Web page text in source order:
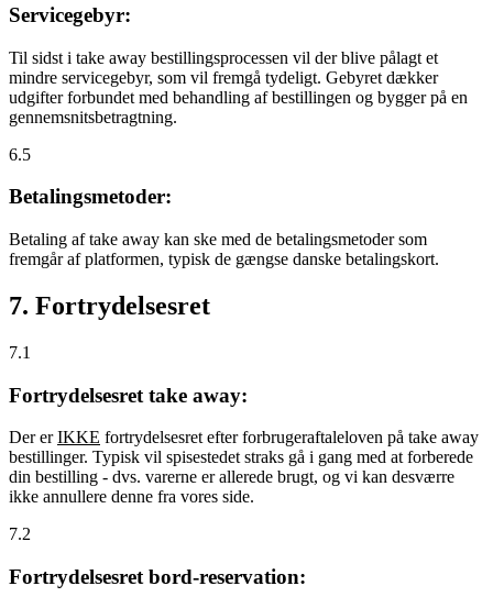
Servicegebyr:
Til sidst i take away bestillingsprocessen vil der blive pålagt et
mindre servicegebyr, som vil fremgå tydeligt. Gebyret dækker
udgifter forbundet med behandling af bestillingen og bygger på en
gennemsnitsbetragtning.
6.5
Betalingsmetoder:
Betaling af take away kan ske med de betalingsmetoder som
fremgår af platformen, typisk de gængse danske betalingskort.
7. Fortrydelsesret
7.1
Fortrydelsesret take away:
Der erIKKE fortrydelsesret efter forbrugeraftaleloven på take away
bestillinger. Typisk vil spisestedet straks gå i gang med at forberede
din bestilling - dvs. varerne er allerede brugt, og vi kan desværre
ikke annullere denne fra vores side.
7.2
Fortrydelsesret bord-reservation: